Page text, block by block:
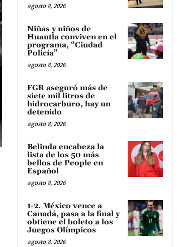
agosto 8, 2026
Niñas y niños de
Huautla conviven en el
programa, “Ciudad
Policía”
agosto 8, 2026
FGR aseguró más de
siete mil litros de
hidrocarburo, hay un
detenido
agosto 8, 2026
Belinda encabeza la
lista de los 50 más
bellos de People en
Español
agosto 8, 2026
1-2. México vence a
Canadá, pasa a la final y
obtiene el boleto a los
Juegos Olímpicos
agosto 8, 2026